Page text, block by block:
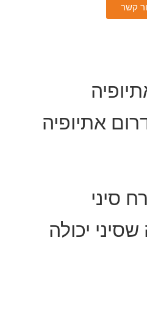
קשר
אתיופיה
סיני
יכולה